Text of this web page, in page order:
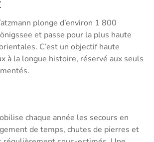
plonge d’environ 1 800
et passe pour la plus haute
C’est un objectif haute
à la longue histoire, réservé aux seuls
chaque année les secours en
de temps, chutes de pierres et